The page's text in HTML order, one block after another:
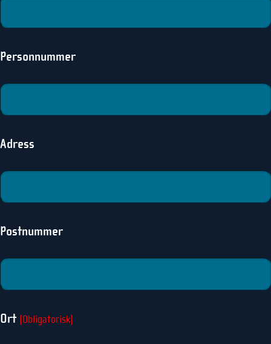
Personnummer
Adress
Postnummer
Ort (Obligatorisk)